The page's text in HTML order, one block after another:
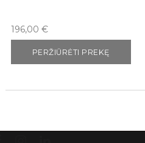
Kaina
196,00 €
PERŽIŪRĖTI PREKĘ